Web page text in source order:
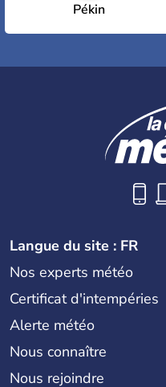
Pékin
Langue du site : FR
Nos experts météo
Certificat d'intempéries
Alerte météo
Nous connaître
Nous rejoindre